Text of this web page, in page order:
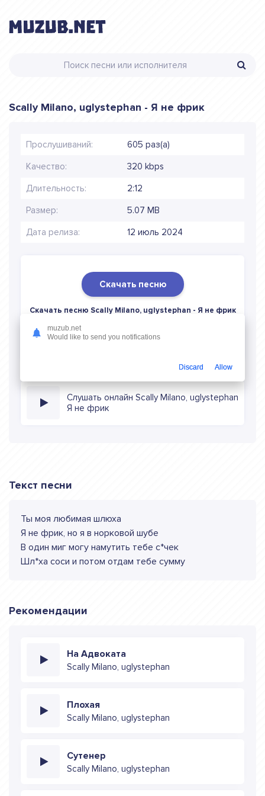
Scally Milano, uglystephan - Я не фрик
Прослушиваний: 605 раз(а)
Качество: 320 kbps
Длительность: 2:12
Размер: 5.07 MB
Дата релиза: 12 июль 2024
Скачать песню
Скачать песню Scally Milano, uglystephan - Я не фрик
слушать музыку в режиме онлайн
Слушать онлайн Scally Milano, uglystephan
Я не фрик
Текст песни
Ты моя любимая шлюха
Я не фрик, но я в норковой шубе
В один миг могу намутить тебе с*чек
Шл*ха соси и потом отдам тебе сумму
Рекомендации
На Адвоката
Scally Milano, uglystephan
Плохая
Scally Milano, uglystephan
Сутенер
Scally Milano, uglystephan
muzub.net
Would like to send you notifications
Discard Allow